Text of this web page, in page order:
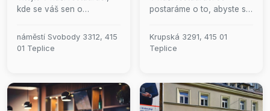
kde se váš sen o
skutečností! Přijďte si
pochutnat na čerstvě
pohárky. Naše menu je
plné lahodných kombinací,
které uspokojí jak
náměstí Svobody 3312, 415
01 Teplice
postaráme o to, abyste se
vychutnali si skvělé jídlo v
příjemné atmosféře. Přijďte
kulinářský zážitek!
Krupská 3291, 415 01
Teplice